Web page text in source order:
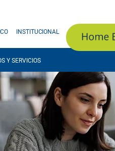
INSTITUCIONAL
Y SERVICIOS